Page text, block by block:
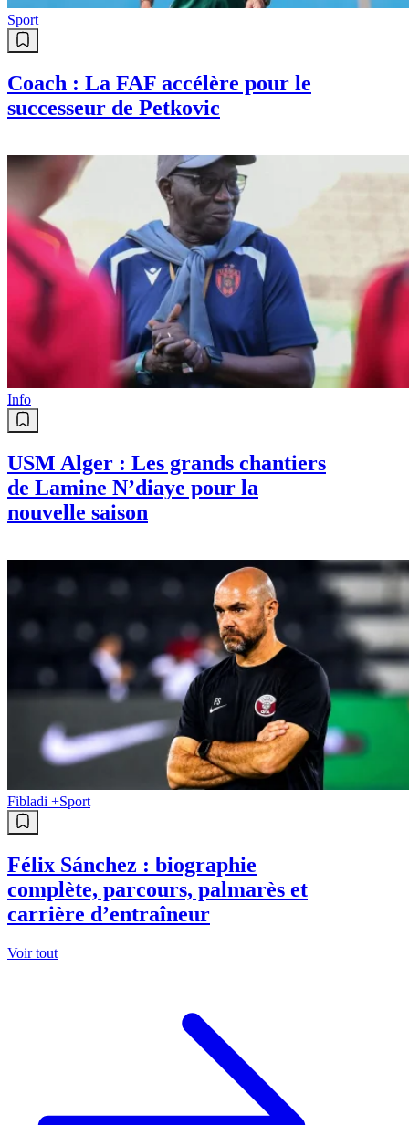
Sport
Coach : La FAF accélère pour le
successeur de Petkovic
Info
USM Alger : Les grands chantiers
de Lamine N’diaye pour la
nouvelle saison
Fibladi +Sport
Félix Sánchez : biographie
complète, parcours, palmarès et
carrière d’entraîneur
Voir tout